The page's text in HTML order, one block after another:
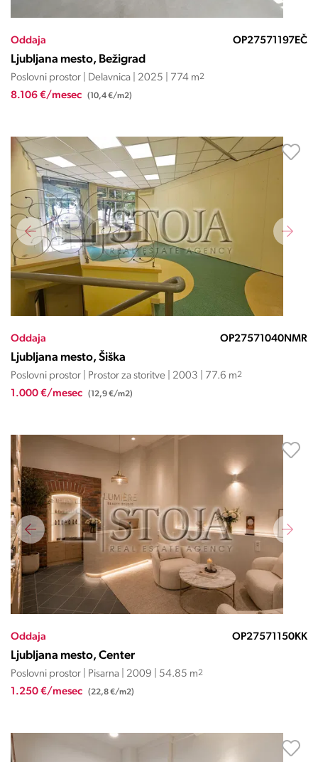
Oddaja OP27571197EČ
Ljubljana mesto, Bežigrad
Poslovni prostor | Delavnica | 2025 | 774 m2
8.106 €/mesec (10,4 €/m2)
Oddaja OP27571040NMR
Ljubljana mesto, Šiška
Poslovni prostor | Prostor za storitve | 2003 | 77.6 m2
1.000 €/mesec (12,9 €/m2)
Oddaja OP27571150KK
Ljubljana mesto, Center
Poslovni prostor | Pisarna | 2009 | 54.85 m2
1.250 €/mesec (22,8 €/m2)